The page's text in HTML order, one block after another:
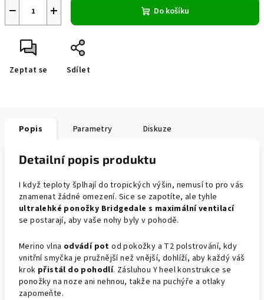
+
− Do košíku
Zeptat se Sdílet
Popis Parametry Diskuze
Detailní popis produktu
I když teploty šplhají do tropických výšin, nemusí to pro vás
znamenat žádné omezení. Sice se zapotíte, ale tyhle
ultralehké ponožky Bridgedale s maximální ventilací
se postarají, aby vaše nohy byly v pohodě.
Merino vlna odvádí pot od pokožky a T2 polstrování, kdy
vnitřní smyčka je pružnější než vnější, dohlíží, aby každý váš
krok přistál do pohodlí. Zásluhou Y heel konstrukce se
ponožky na noze ani nehnou, takže na puchýře a otlaky
zapomeňte.